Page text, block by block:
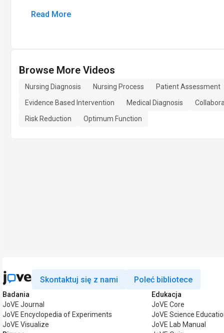
Read More
Browse More Videos
Nursing Diagnosis Nursing Process
Patient Assessment
Evidence Based Intervention
Medical Diagnosis
Risk Reduction
Optimum Function
Skontaktuj się z nami Poleć bibliotece
Badania
JoVE Journal
JoVE Encyclopedia of Experiments
JoVE Visualize
Edukacja
JoVE Core
JoVE Science
JoVE Lab Manual